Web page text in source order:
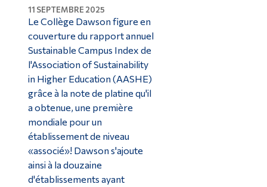
11 SEPTEMBRE 2025
Le Collège Dawson figure en
couverture du rapport annuel
Sustainable Campus Index de
l'Association of Sustainability
in Higher Education (AASHE)
grâce à la note de platine qu'il
a obtenue, une première
mondiale pour un
établissement de niveau
«associé»! Dawson s'ajoute
ainsi à la douzaine
d'établissements ayant